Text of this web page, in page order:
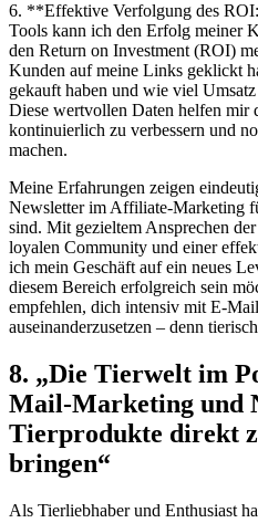
6. **Effektive Verfolgung des
Tools kann ‌ich‍ den Erfolg meiner
den Return on Investment ⁣(ROI)‍
Kunden ‍auf meine Links geklickt
gekauft haben und wie viel
Diese wertvollen​ Daten helfen mir
kontinuierlich zu verbessern und
machen.
Meine Erfahrungen‌ zeigen
Newsletter im Affiliate-Marketing
sind. Mit⁣ gezieltem Ansprechen
loyalen Community und einer
ich mein Geschäft auf ​ein neues
diesem Bereich erfolgreich sein
⁢empfehlen, dich intensiv mit E-
auseinanderzusetzen – denn
8. „Die Tierwelt im
Mail-Marketing und
Tierprodukte direkt
bringen“
Als ‌Tierliebhaber und Enthusiast